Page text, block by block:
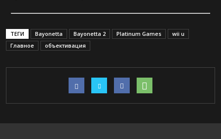
ТЕГИ Bayonetta Bayonetta 2 Platinum Games
wii u
Главное
объективация